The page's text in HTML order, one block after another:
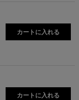
カートに入れる
カートに入れる